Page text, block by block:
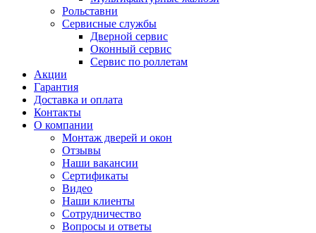
Рольставни
Сервисные службы
Дверной сервис
Оконный сервис
Сервис по роллетам
Акции
Гарантия
Доставка и оплата
Контакты
О компании
Монтаж дверей и окон
Отзывы
Наши вакансии
Сертификаты
Видео
Наши клиенты
Сотрудничество
Вопросы и ответы